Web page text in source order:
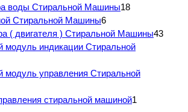
воды Стиральной Машины18
Стиральной Машины6
( двигателя ) Стиральной Машины43
модуль индикации Стиральной
модуль управления Стиральной
стиральной машиной1